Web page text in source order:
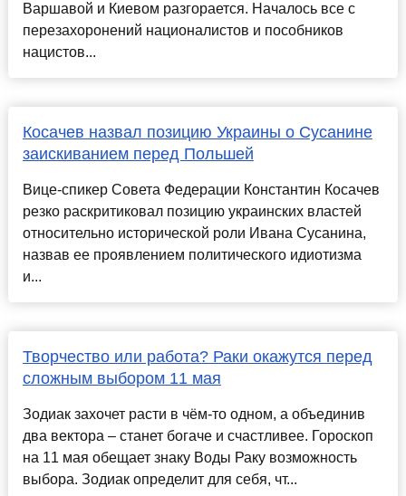
Варшавой и Киевом разгорается. Началось все с
перезахоронений националистов и пособников
нацистов...
Косачев назвал позицию Украины о Сусанине
заискиванием перед Польшей
Вице-спикер Совета Федерации Константин Косачев
резко раскритиковал позицию украинских властей
относительно исторической роли Ивана Сусанина,
назвав ее проявлением политического идиотизма
и...
Творчество или работа? Раки окажутся перед
сложным выбором 11 мая
Зодиак захочет расти в чём-то одном, а объединив
два вектора – станет богаче и счастливее. Гороскоп
на 11 мая обещает знаку Воды Раку возможность
выбора. Зодиак определит для себя, чт...